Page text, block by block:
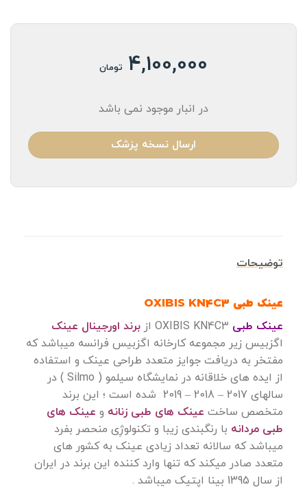
4,100,000 تومان
در انبار موجود نمی باشد
ارسال نسخه پزشک
توضیحات
عینک طبی OXIBIS KN4C3
عینک طبی
برند اورجینال عینک
اگزبیس زیر مجموعه کارخانه اگزبیس فرانسه میباشد که
مفتخر به دریافت جوایز متعدد طراحی عینک و استفاده
از ایده های خلاقانه در نمایشگاه سیلمو ( Silmo ) در
سالهای 2017 – 2018 – 2019 شده است ؛ این برند
متخصص ساخت عینک های طبی زنانه و عینک های
طبی مردانه با رنگبندی زیبا و تکنولوژِی منحصر بفرد
میباشد که سالانه تعداد زیادی عینک به کشور های
متعدد صادر میکند که تنها وارد کننده این برند در ایران
از سال 1395 بینا اپتیک میباشد .